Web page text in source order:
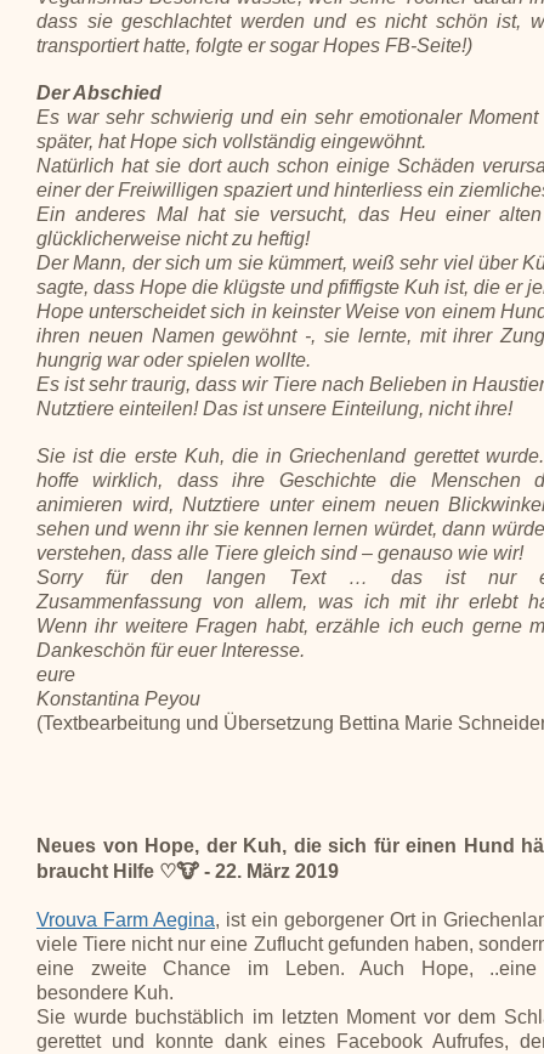
dass sie geschlachtet werden und es nicht schön ist,
transportiert hatte, folgte er sogar Hopes FB-Seite!)
Der Abschied
Es war sehr schwierig und ein sehr emotionaler
später, hat Hope sich vollständig eingewöhnt.
Natürlich hat sie dort auch schon einige Schäden
einer der Freiwilligen spaziert und hinterliess ein
Ein anderes Mal hat sie versucht, das Heu einer
glücklicherweise nicht zu heftig!
Der Mann, der sich um sie kümmert, weiß sehr viel über
sagte, dass Hope die klügste und pfiffigste Kuh ist, die er
Hope unterscheidet sich in keinster Weise von einem
ihren neuen Namen gewöhnt -, sie lernte, mit ihrer
hungrig war oder spielen wollte.
Es ist sehr traurig, dass wir Tiere nach Belieben in
Nutztiere einteilen! Das ist unsere Einteilung, nicht ihre!
Sie ist die erste Kuh, die in Griechenland gerettet
hoffe wirklich, dass ihre Geschichte die Menschen
animieren wird, Nutztiere unter einem neuen
sehen und wenn ihr sie kennen lernen würdet, dann
verstehen, dass alle Tiere gleich sind – genauso wie wir!
Sorry für den langen Text … das ist nur
Zusammenfassung von allem, was ich mit ihr erlebt
Wenn ihr weitere Fragen habt, erzähle ich euch gerne
Dankeschön für euer Interesse.
eure
Konstantina Peyou
(Textbearbeitung und Übersetzung Bettina Marie
Neues von Hope, der Kuh, die sich für einen Hund
braucht Hilfe ♡🐮 - 22. März 2019
Vrouva Farm Aegina, ist ein geborgener Ort in
viele Tiere nicht nur eine Zuflucht gefunden haben,
eine zweite Chance im Leben. Auch Hope, ..eine
besondere Kuh.
Sie wurde buchstäblich im letzten Moment vor dem
gerettet und konnte dank eines Facebook Aufrufes,